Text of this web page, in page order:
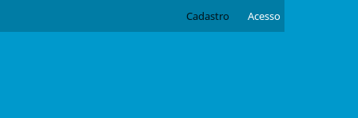
Cadastro Acesso